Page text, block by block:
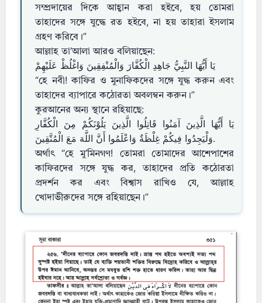
সম্প্রদায়ের দিকে আহ্বান করা হইবে, হয় তোমরা
তাহাদের সঙ্গে যুদ্ধে রত হইবে, না হয় তাহারা ইসলাম
গ্রহণ করিবে।”
আল্লাহ তা’আলা আরও বলিয়াছেন:
يَا أَيُّهَا النَّبِيُّ جَاهِدِ الْكُفَّارَ وَالْمُنْفِقِينَ وَاغْلُظْ عَلَيْهِمْ
“হে নবী! কাফির ও মুনাফিকদের সঙ্গে যুদ্ধ করুন এবং
তাহাদের ব্যাপারে কঠোরতা অবলম্বন করুন।”
কুরআনের অন্য স্থানে রহিয়াছে:
يَا أَيُّهَا الَّذِينَ آمَنُوا قَاتِلُوا الَّذِينَ يَلُوْنَكُمْ مِنَ الْكُفَّارِ
وَلْيَجِدُوا فِيكُمْ غِلْظَةٌ وَاعْلَمُوا أَنَّ اللَّهَ مَعَ الْمُتَّقِينَ.
অর্থাৎ “হে মু’মিনগণ! তোমরা তোমাদের আশেপাশের
কাফিরদের সঙ্গে যুদ্ধ কর, তাহাদের প্রতি কঠোরতা
প্রদর্শন কর এবং বিশ্বাস রাখিও যে, আল্লাহ
খোদাভীরুদের সঙ্গে রহিয়াছেন।”